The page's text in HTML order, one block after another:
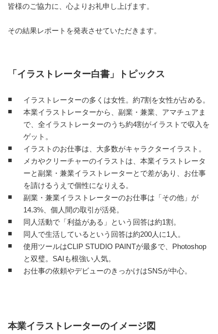
皆様のご協力に、心よりお礼申し上げます。
その結果レポートを発表させていただきます。
「イラストレーター白書」トピックス
イラストレーターの多くは女性。約7割を女性が占める。
本業イラストレーターから、副業・兼業、アマチュアま
で、全イラストレーターのうち約4割がイラストで収入を
ゲット。
イラストのお仕事は、大多数がキャラクターイラスト。
メカやクリーチャーのイラストは、本業イラストレータ
ーと副業・兼業イラストレーターとで差があり、お仕事
を請けるうえで個性になりえる。
副業・兼業イラストレーターのお仕事は「その他」が
14.3%、個人間の取引が活発。
同人活動で「利益がある」という回答は約1割。
同人で生活しているという回答は約200人に1人。
使用ツールはCLIP STUDIO PAINTが最多で、Photoshop
と双璧。SAIも根強い人気。
お仕事の依頼やデビューのきっかけはSNSが中心。
本業イラストレーターのイメージ図